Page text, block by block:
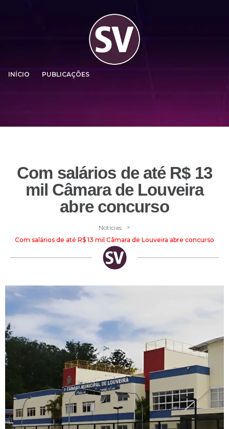
INÍCIO PUBLICAÇÕES
Com salários de até R$ 13
mil Câmara de Louveira
abre concurso
Notícias >
Com salários de até R$ 13 mil Câmara de Louveira abre concurso